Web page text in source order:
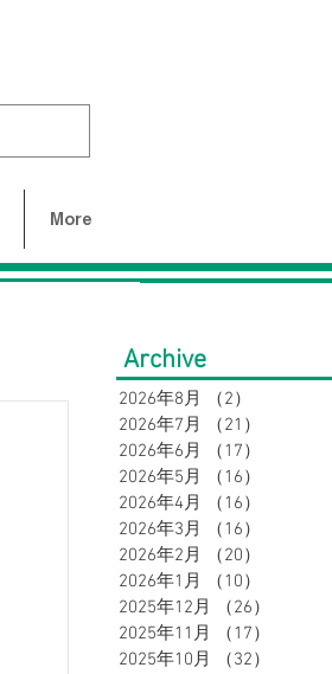
More
Archive
2026年8月 （2）
2026年7月
（21）
2026年6月
（17）
2026年5月
（16）
2026年4月
（16）
2026年3月
（16）
2026年2月
（20）
2026年1月
（10）
2025年12月
（26）
2025年11月
（17）
2025年10月
（32）